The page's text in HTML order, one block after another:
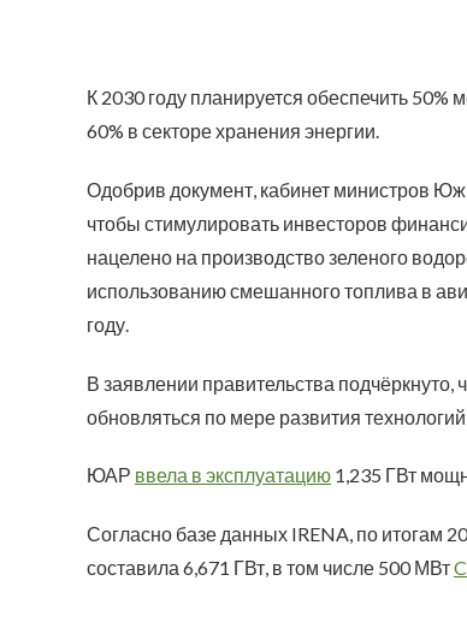
К 2030 году планируется обеспечить 50%
60% в секторе хранения энергии.
Одобрив документ, кабинет министров
чтобы стимулировать инвесторов
нацелено на производство зеленого
использованию смешанного топлива в
году.
В заявлении правительства подчёркнуто,
обновляться по мере развития
ЮАР ввела в эксплуатацию 1,235 ГВт
Согласно базе данных IRENA, по итогам
составила 6,671 ГВт, в том числе 500 МВт